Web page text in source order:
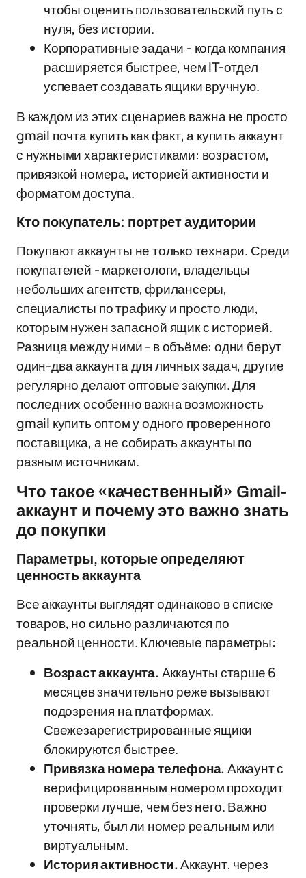
чтобы оценить пользовательский путь с
нуля, без истории.
Корпоративные задачи - когда компания
расширяется быстрее, чем IT-отдел
успевает создавать ящики вручную.
В каждом из этих сценариев важна не просто
gmail почта купить как факт, а купить аккаунт
с нужными характеристиками: возрастом,
привязкой номера, историей активности и
форматом доступа.
Кто покупатель: портрет аудитории
Покупают аккаунты не только технари. Среди
покупателей - маркетологи, владельцы
небольших агентств, фрилансеры,
специалисты по трафику и просто люди,
которым нужен запасной ящик с историей.
Разница между ними - в объёме: одни берут
один-два аккаунта для личных задач, другие
регулярно делают оптовые закупки. Для
последних особенно важна возможность
gmail купить оптом у одного проверенного
поставщика, а не собирать аккаунты по
разным источникам.
Что такое «качественный» Gmail-
аккаунт и почему это важно знать
до покупки
Параметры, которые определяют
ценность аккаунта
Все аккаунты выглядят одинаково в списке
товаров, но сильно различаются по
реальной ценности. Ключевые параметры:
Возраст аккаунта. Аккаунты старше 6
месяцев значительно реже вызывают
подозрения на платформах.
Свежезарегистрированные ящики
блокируются быстрее.
Привязка номера телефона. Аккаунт с
верифицированным номером проходит
проверки лучше, чем без него. Важно
уточнять, был ли номер реальным или
виртуальным.
История активности.Аккаунт, через